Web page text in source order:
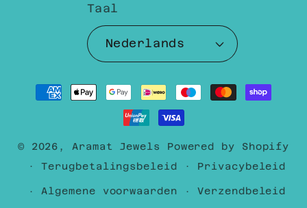
Taal
Nederlands
Betaalmethoden
© 2026, Aramat Jewels Powered by Shopify
Terugbetalingsbeleid
Privacybeleid
Algemene voorwaarden Verzendbeleid